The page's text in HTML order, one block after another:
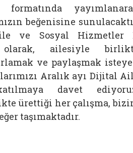
beğenisine
ve Sosyal Hizmetler
olarak, ailesiyle
ve paylaşmak
Aralık ayı Dijital
davet
ürettiği her çalışma,
taşımaktadır.